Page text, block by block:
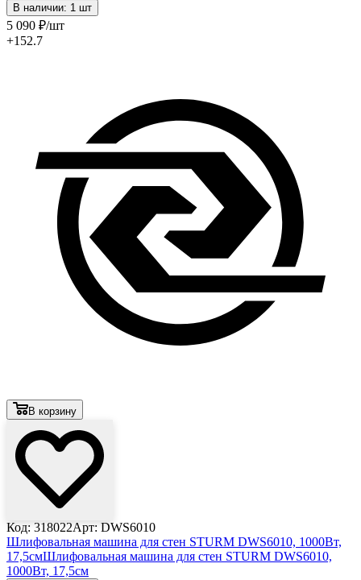
В наличии: 1 шт
5 090 ₽/шт
+152.7
В корзину
Код: 318022Арт: DWS6010
Шлифовальная машина для стен STURM DWS6010, 1000Вт,
17,5смШлифовальная машина для стен STURM DWS6010,
1000Вт, 17,5см